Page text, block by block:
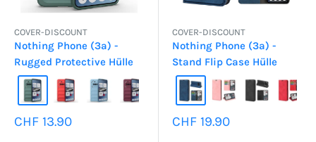
COVER-DISCOUNT
Nothing Phone (3a) -
Rugged Protective Hülle
Sonderpreis
CHF 13.90
COVER-DISCOUNT
Nothing Phone (3a) -
Stand Flip Case Hülle
Sonderpreis
CHF 19.90